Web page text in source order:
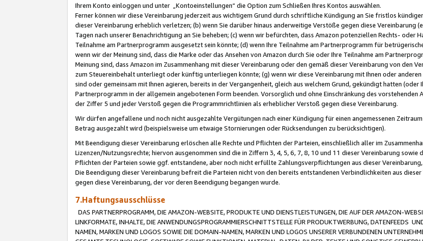
Ihrem Konto einloggen und unter „Kontoeinstellungen“ die Option zum Schließen Ihres Kontos auswählen.
Ferner können wir diese Vereinbarung jederzeit aus wichtigem Grund durch schriftliche Kündigung an Sie fristlos
dieser Vereinbarung erheblich verletzen; (b) wenn Sie darüber hinaus anderweitige Verstöße gegen diese Vereinbarung
Tagen nach unserer Benachrichtigung an Sie beheben; (c) wenn wir befürchten, dass Amazon potenziellen Rechts- oder
Teilnahme am Partnerprogramm ausgesetzt sein könnte; (d) wenn Ihre Teilnahme am Partnerprogramm für
wenn wir der Meinung sind, dass die Marke oder das Ansehen von Amazon durch Sie oder Ihre Teilnahme am
Meinung sind, dass Amazon im Zusammenhang mit dieser Vereinbarung oder den gemäß dieser Vereinbarung von den
zum Steuereinbehalt unterliegt oder künftig unterliegen könnte; (g) wenn wir diese Vereinbarung mit Ihnen oder anderen
sind oder gemeinsam mit Ihnen agieren, bereits in der Vergangenheit, gleich aus welchem Grund, gekündigt hatten
Partnerprogramm in der allgemein angebotenen Form beenden. Vorsorglich und ohne Einschränkung des vorstehenden
der Ziffer 5 und jeder Verstoß gegen die Programmrichtlinien als erheblicher Verstoß gegen diese Vereinbarung.
Wir dürfen angefallene und noch nicht ausgezahlte Vergütungen nach einer Kündigung für einen angemessenen
Betrag ausgezahlt wird (beispielsweise um etwaige Stornierungen oder Rücksendungen zu berücksichtigen).
Mit Beendigung dieser Vereinbarung erlöschen alle Rechte und Pflichten der Parteien, einschließlich aller im
Lizenzen/Nutzungsrechte; hiervon ausgenommen sind die in Ziffern 3, 4, 5, 6, 7, 8, 10 und 11 dieser Vereinbarung
Pflichten der Parteien sowie ggf. entstandene, aber noch nicht erfüllte Zahlungsverpflichtungen aus dieser
Die Beendigung dieser Vereinbarung befreit die Parteien nicht von den bereits entstandenen Verbindlichkeiten aus
gegen diese Vereinbarung, der vor deren Beendigung begangen wurde.
7.Haftungsausschlüsse
DAS PARTNERPROGRAMM, DIE AMAZON-WEBSITE, PRODUKTE UND DIENSTLEISTUNGEN, DIE AUF DER AMAZON-
LINKFORMATE, INHALTE, DIE ANWENDUNGSPROGRAMMIERSCHNITTSTELLE FÜR PRODUKTWERBUNG, DATENFEEDS
NAMEN, MARKEN UND LOGOS SOWIE DIE DOMAIN-NAMEN, MARKEN UND LOGOS UNSERER VERBUNDENEN